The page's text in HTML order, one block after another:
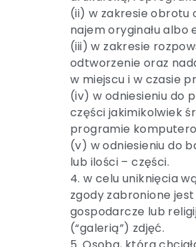
(ii) w zakresie obrotu
najem oryginału albo
(iii) w zakresie
odtworzenie oraz
w miejscu i w czasie
(iv) w odniesieniu do
części jakimikolwiek
programie
(v) w odniesieniu do
lub ilości – części.
4. w celu uniknięcia
zgody zabronione
gospodarcze lub
(“galerią”) zdjęć.